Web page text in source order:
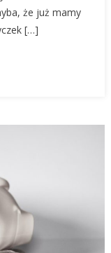
że już mamy
[…]